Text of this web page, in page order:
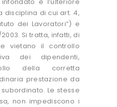
disciplina di cui art. 4,
dei Lavoratori”) e
2003. Si tratta, infatti, di
vietano il controllo
dei dipendenti,
della corretta
prestazione da
Le stesse
non impediscono i